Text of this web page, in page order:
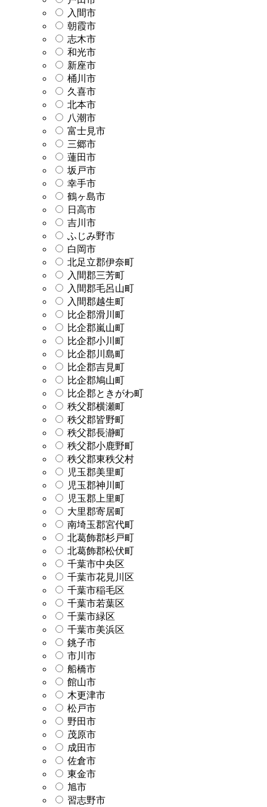
入間市
朝霞市
志木市
和光市
新座市
桶川市
久喜市
北本市
八潮市
富士見市
三郷市
蓮田市
坂戸市
幸手市
鶴ヶ島市
日高市
吉川市
ふじみ野市
白岡市
北足立郡伊奈町
入間郡三芳町
入間郡毛呂山町
入間郡越生町
比企郡滑川町
比企郡嵐山町
比企郡小川町
比企郡川島町
比企郡吉見町
比企郡鳩山町
比企郡ときがわ町
秩父郡横瀬町
秩父郡皆野町
秩父郡長瀞町
秩父郡小鹿野町
秩父郡東秩父村
児玉郡美里町
児玉郡神川町
児玉郡上里町
大里郡寄居町
南埼玉郡宮代町
北葛飾郡杉戸町
北葛飾郡松伏町
千葉市中央区
千葉市花見川区
千葉市稲毛区
千葉市若葉区
千葉市緑区
千葉市美浜区
銚子市
市川市
船橋市
館山市
木更津市
松戸市
野田市
茂原市
成田市
佐倉市
東金市
旭市
習志野市